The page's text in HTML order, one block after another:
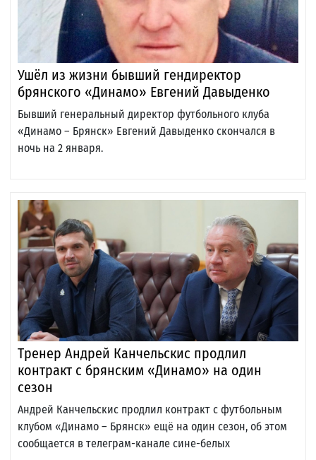
Ушёл из жизни бывший гендиректор
брянского «Динамо» Евгений Давыденко
Бывший генеральный директор футбольного клуба
«Динамо – Брянск» Евгений Давыденко скончался в
ночь на 2 января.
Тренер Андрей Канчельскис продлил
контракт с брянским «Динамо» на один
сезон
Андрей Канчельскис продлил контракт с футбольным
клубом «Динамо – Брянск» ещё на один сезон, об этом
сообщается в телеграм-канале сине-белых